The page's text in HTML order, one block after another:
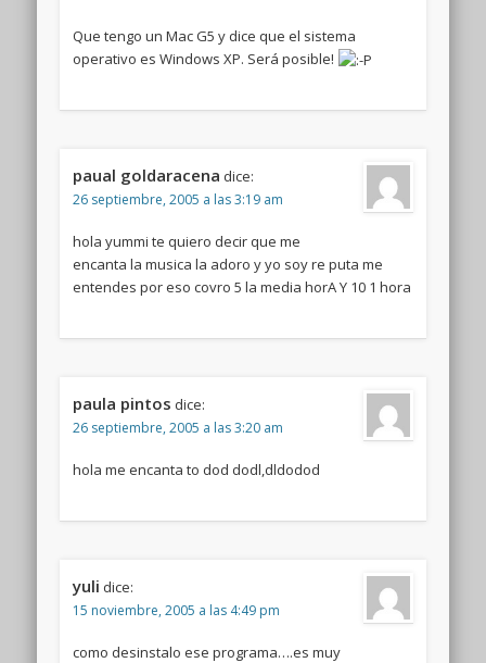
Que tengo un Mac G5 y dice que el sistema
operativo es Windows XP. Será posible!
paual goldaracena dice:
26 septiembre, 2005 a las 3:19 am
hola yummi te quiero decir que me
encanta la musica la adoro y yo soy re puta me
entendes por eso covro 5 la media horA Y 10 1 hora
paula pintos dice:
26 septiembre, 2005 a las 3:20 am
hola me encanta to dod dodl,dldodod
yuli dice:
15 noviembre, 2005 a las 4:49 pm
como desinstalo ese programa….es muy